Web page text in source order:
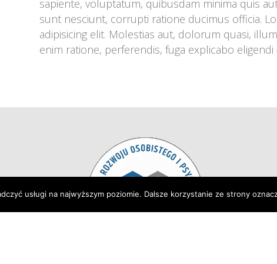
apiente, voluptatum, quibusdam minima quis
unt nesciunt, corrupti ratione ducimus officia.
adipisicing elit. Molestias aut, dolorum quasi,
enim ratione, perferendis, fuga explicabo
usługi na najwyższym poziomie. Dalsze korzystanie ze strony